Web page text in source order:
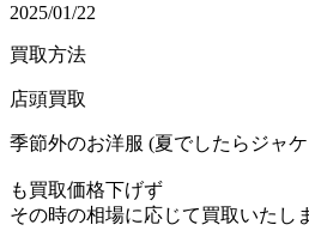
2025/01/22
買取方法
店頭買取
季節外のお洋服 (夏でしたらジャ
も買取価格下げず
その時の相場に応じて買取いたし